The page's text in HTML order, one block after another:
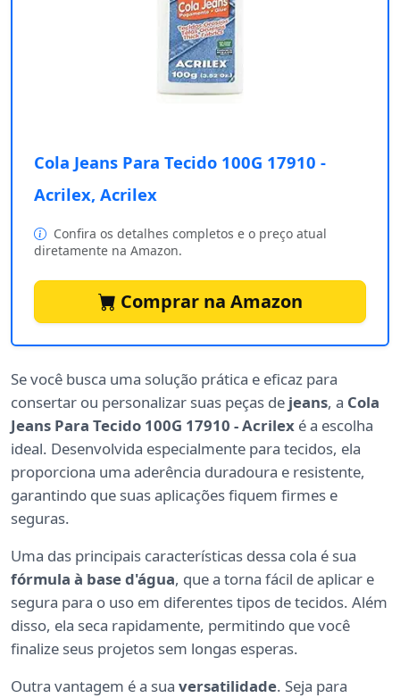
Cola Jeans Para Tecido 100G 17910 -
Acrilex, Acrilex
Confira os detalhes completos e o preço atual
diretamente na Amazon.
Comprar na Amazon
Se você busca uma solução prática e eficaz para
consertar ou personalizar suas peças de jeans, a Cola
Jeans Para Tecido 100G 17910 - Acrilex é a escolha
ideal. Desenvolvida especialmente para tecidos, ela
proporciona uma aderência duradoura e resistente,
garantindo que suas aplicações fiquem firmes e
seguras.
Uma das principais características dessa cola é sua
fórmula à base d'água, que a torna fácil de aplicar e
segura para o uso em diferentes tipos de tecidos. Além
disso, ela seca rapidamente, permitindo que você
finalize seus projetos sem longas esperas.
Outra vantagem é a sua versatilidade. Seja para